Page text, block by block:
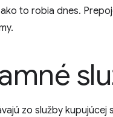
to robia dnes.
zo služby